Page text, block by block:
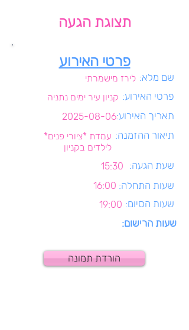
תצוגת הגעה
פרטי האירוע
לירז מישמרתי שם מלא:
קניון עיר ימים נתניה פרטי האירוע:
2025-08-06תאריך האירוע:
עמדת *ציורי פנים*
לילדים בקניון
תיאור ההזמנה:
15:30 שעת הגעה:
16:00 שעות התחלה:
19:00 שעות הסיום:
שעות הרישום:
הורדת תמונה